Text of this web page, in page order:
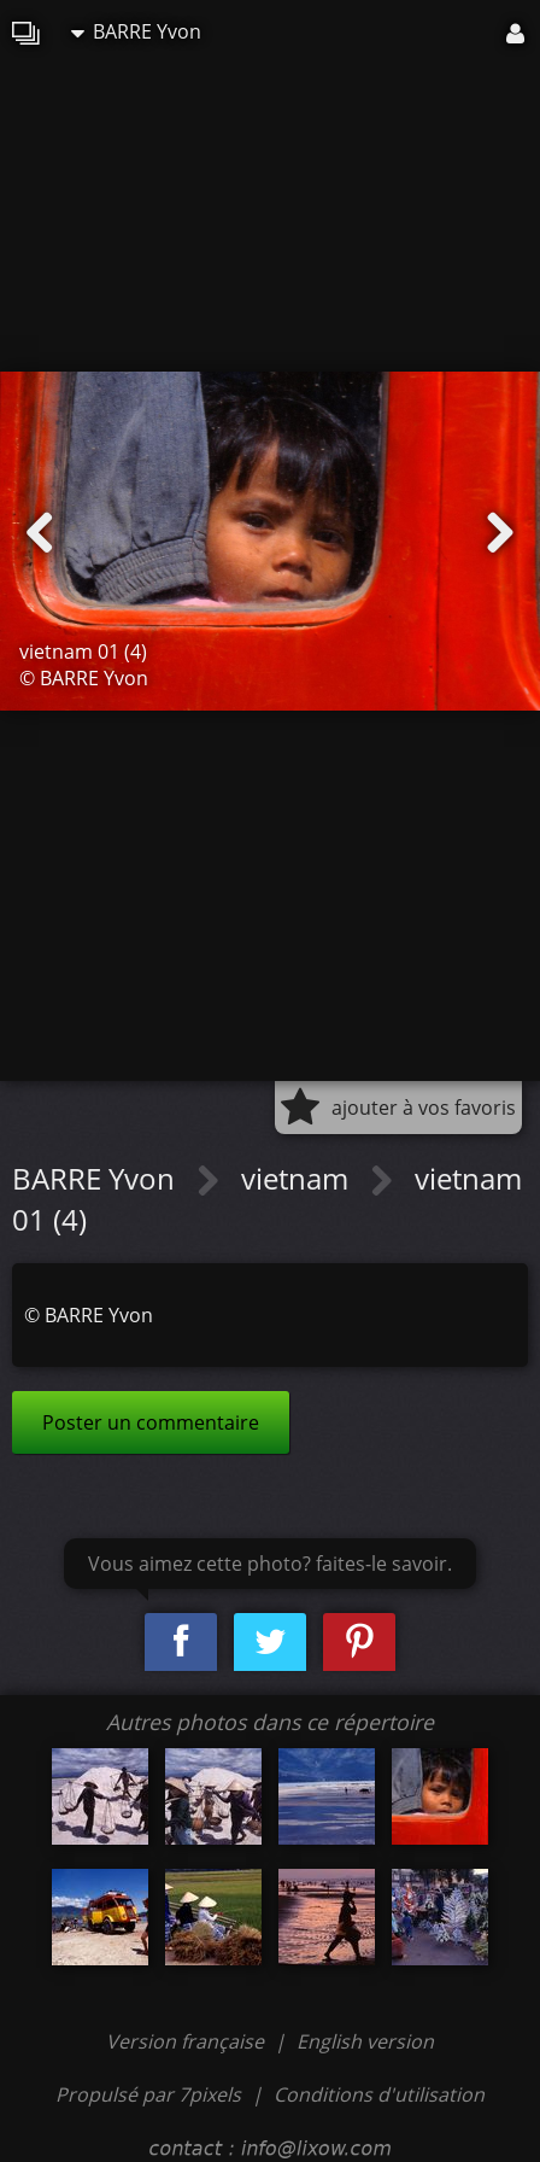
BARRE Yvon
vietnam 01 (4)
© BARRE Yvon
ajouter à vos favoris
BARRE Yvon vietnam
vietnam
01 (4)
© BARRE Yvon
Poster un commentaire
Vous aimez cette photo? faites-le savoir.
Autres photos dans ce répertoire
Version française | English version
Propulsé par 7pixels | Conditions d'utilisation